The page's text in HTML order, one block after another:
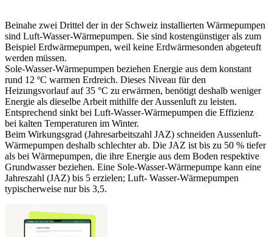
Beinahe zwei Drittel der in der Schweiz installierten Wärmepumpen
sind Luft-Wasser-Wärmepumpen. Sie sind kostengünstiger als zum
Beispiel Erdwärmepumpen, weil keine Erdwärmesonden abgeteuft
werden müssen.
Sole-Wasser-Wärmepumpen beziehen Energie aus dem konstant
rund 12 ºC warmen Erdreich. Dieses Niveau für den
Heizungsvorlauf auf 35 °C zu erwärmen, benötigt deshalb weniger
Energie als dieselbe Arbeit mithilfe der Aussenluft zu leisten.
Entsprechend sinkt bei Luft-Wasser-Wärmepumpen die Effizienz
bei kalten Temperaturen im Winter.
Beim Wirkungsgrad (Jahresarbeitszahl JAZ) schneiden Aussenluft-
Wärmepumpen deshalb schlechter ab. Die JAZ ist bis zu 50 % tiefer
als bei Wärmepumpen, die ihre Energie aus dem Boden respektive
Grundwasser beziehen. Eine Sole-Wasser-Wärmepumpe kann eine
Jahreszahl (JAZ) bis 5 erzielen; Luft- Wasser-Wärmepumpen
typischerweise nur bis 3,5.